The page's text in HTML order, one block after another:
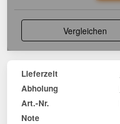
Vergleichen
Lieferzeit
Abholung
Art.-Nr.
Note